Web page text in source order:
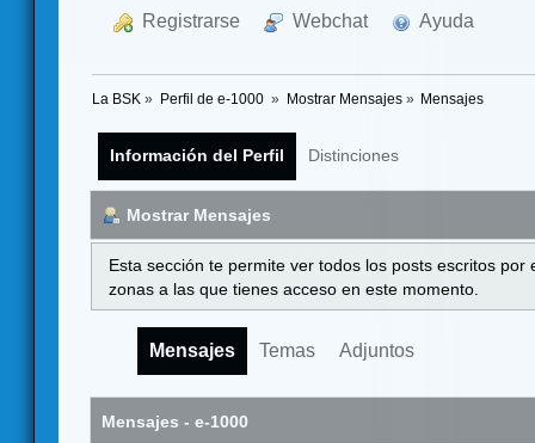
Registrarse Webchat Ayuda
La BSK » Perfil de e-1000 » Mostrar Mensajes» Mensajes
Información del Perfil Distinciones
Mostrar Mensajes
Esta sección te permite ver todos los posts escritos
zonas a las que tienes acceso en este momento.
Mensajes Temas Adjuntos
Mensajes - e-1000